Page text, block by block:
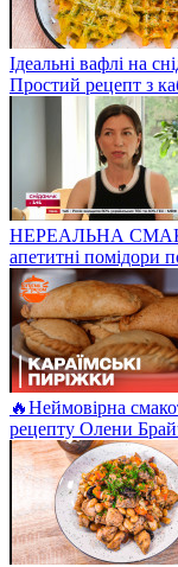
Ідеальні вафлі на
Простий рецепт з
НЕРЕАЛЬНА
апетитні помідори
🔥Неймовірна
рецепту Олени